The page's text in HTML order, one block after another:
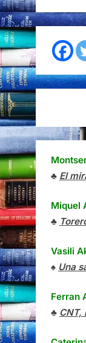
♣ El
Miquel
♣
Vasili
♠ Una
Ferran
♣ CNT,